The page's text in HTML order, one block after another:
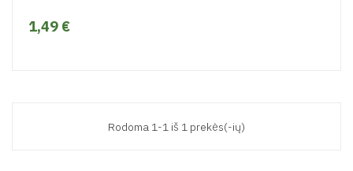
1,49 €
Rodoma 1-1 iš 1 prekės(-ių)